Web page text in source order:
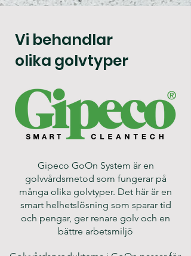
Vi behandlar
olika golvtyper
Gipeco GoOn System är en
golvvårdsmetod som fungerar på
många olika golvtyper. Det här är en
smart helhetslösning som sparar tid
och pengar, ger renare golv och en
bättre arbetsmiljö